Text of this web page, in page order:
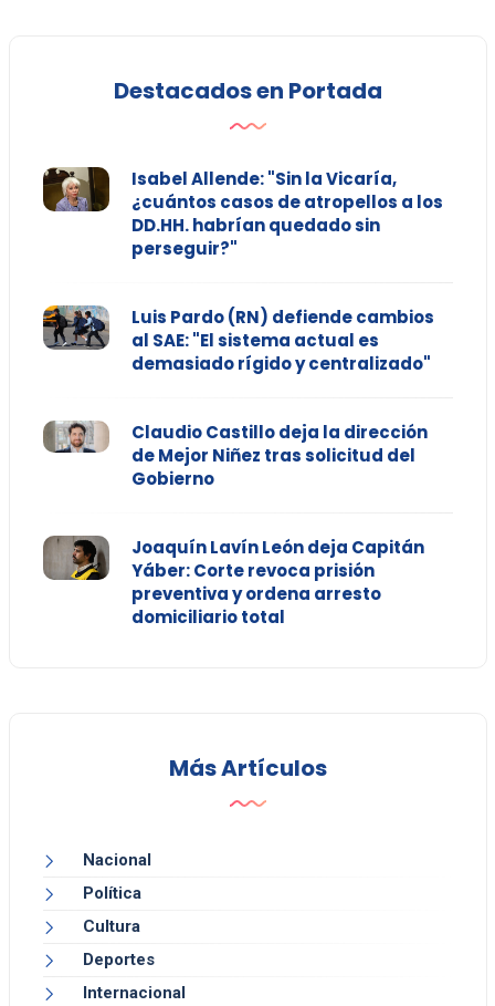
Destacados en Portada
Isabel Allende: "Sin la Vicaría,
¿cuántos casos de atropellos a los
DD.HH. habrían quedado sin
perseguir?"
Luis Pardo (RN) defiende cambios
al SAE: "El sistema actual es
demasiado rígido y centralizado"
Claudio Castillo deja la dirección
de Mejor Niñez tras solicitud del
Gobierno
Joaquín Lavín León deja Capitán
Yáber: Corte revoca prisión
preventiva y ordena arresto
domiciliario total
Más Artículos
Nacional
Política
Cultura
Deportes
Internacional